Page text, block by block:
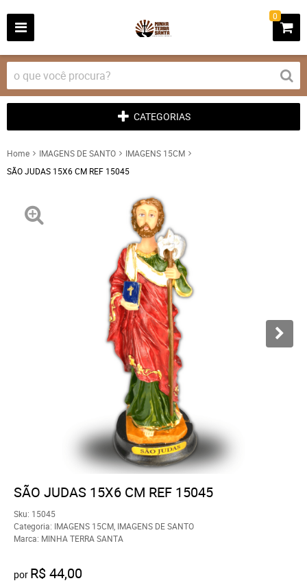
0
CATEGORIAS
Home IMAGENS DE SANTO
IMAGENS 15CM
SÃO JUDAS 15X6 CM REF 15045
SÃO JUDAS 15X6 CM REF 15045
Sku: 15045
Categoria: IMAGENS 15CM IMAGENS DE SANTO
Marca: MINHA TERRA SANTA
por R$ 44,00